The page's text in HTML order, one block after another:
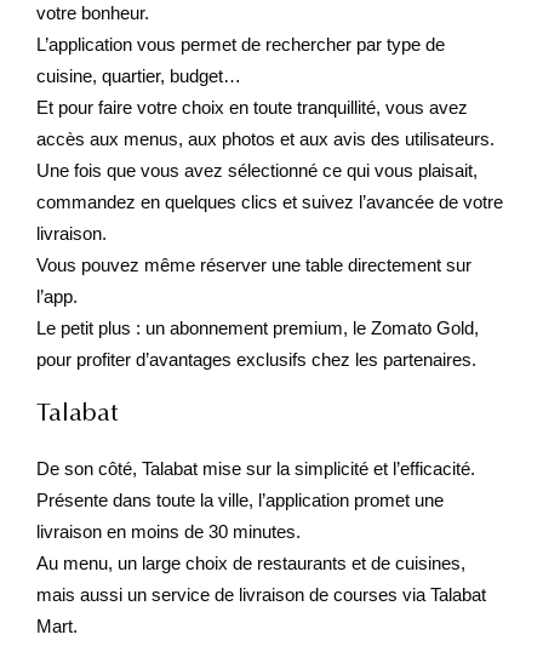
votre bonheur.
L’application vous permet de rechercher par type de
cuisine, quartier, budget…
Et pour faire votre choix en toute tranquillité, vous avez
accès aux menus, aux photos et aux avis des utilisateurs.
Une fois que vous avez sélectionné ce qui vous plaisait,
commandez en quelques clics et suivez l’avancée de votre
livraison.
Vous pouvez même réserver une table directement sur
l’app.
Le petit plus : un abonnement premium, le Zomato Gold,
pour profiter d’avantages exclusifs chez les partenaires.
Talabat
De son côté, Talabat mise sur la simplicité et l’efficacité.
Présente dans toute la ville, l’application promet une
livraison en moins de 30 minutes.
Au menu, un large choix de restaurants et de cuisines,
mais aussi un service de livraison de courses via Talabat
Mart.